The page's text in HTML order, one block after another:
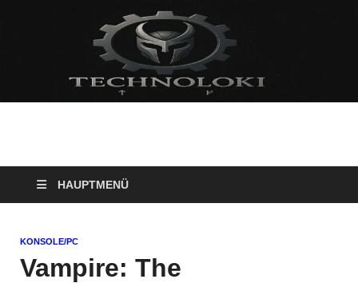
Technoloki: Gaming
und Entertainment
News
Blockbuster, Indie-Perlen und Retro-Klassiker.
HAUPTMENÜ
KONSOLE/PC
Vampire: The